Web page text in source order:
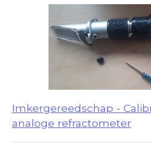
Imkergereedschap -
analoge refractometer